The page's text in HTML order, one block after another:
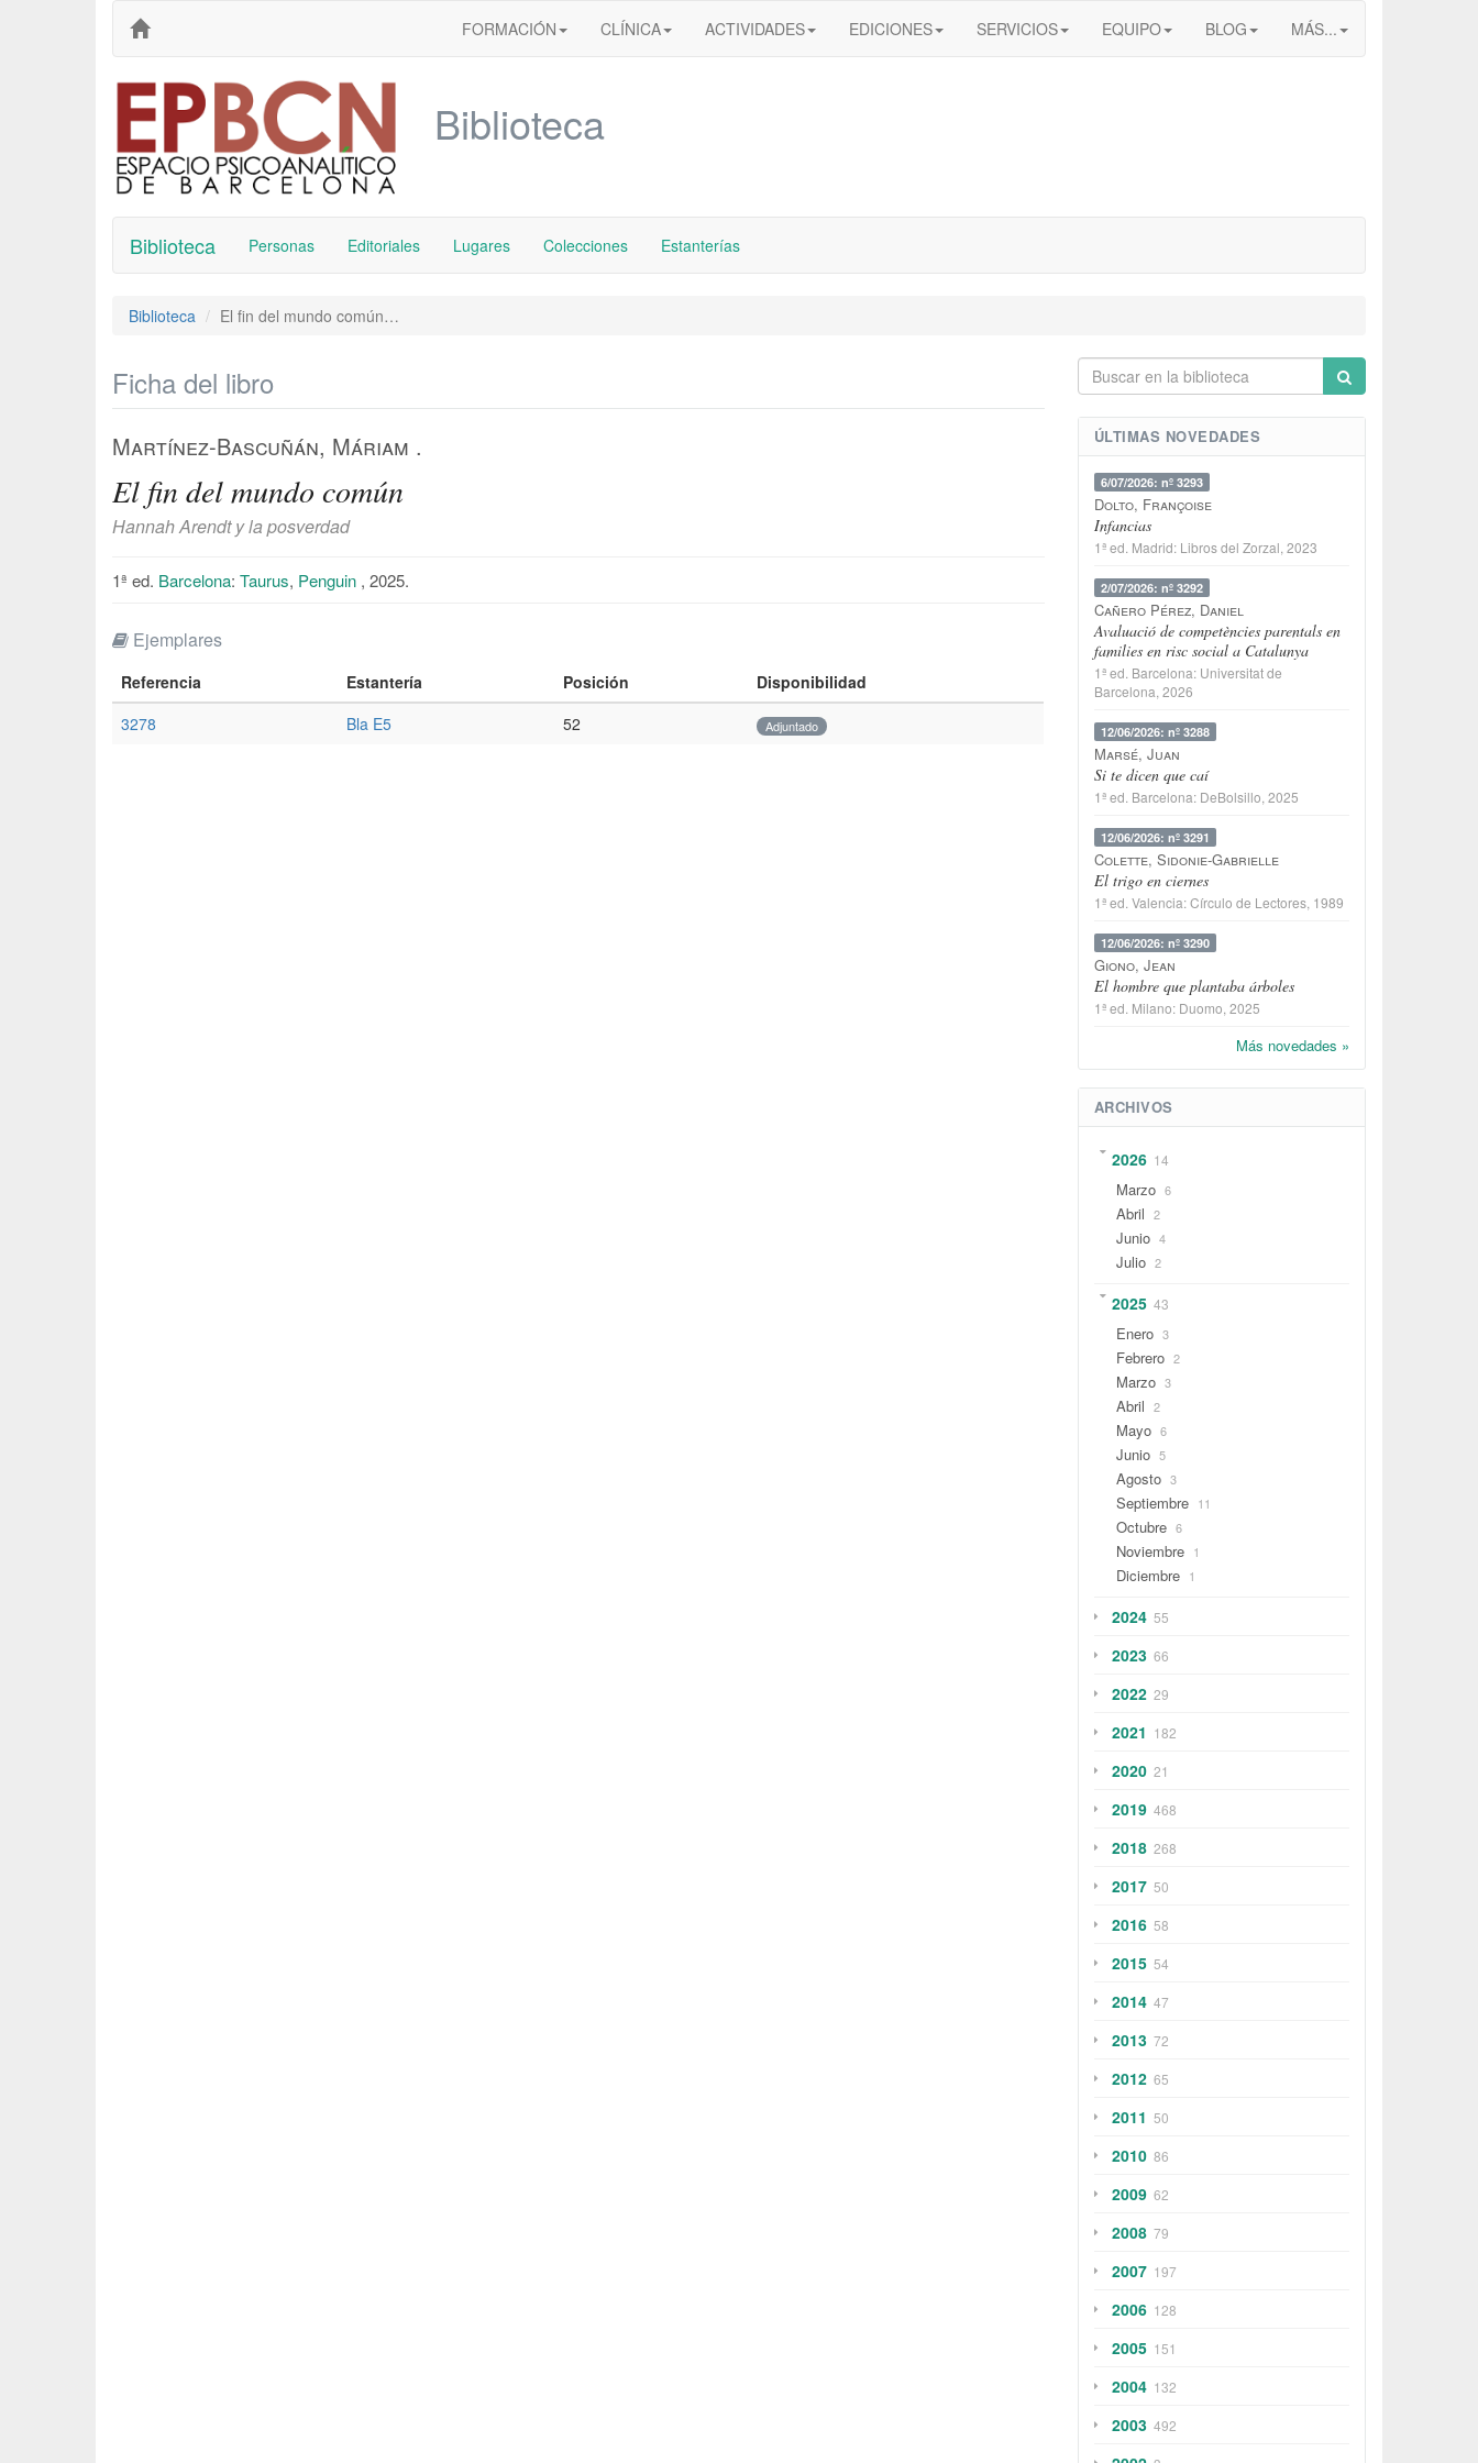
FORMACIÓN CLÍNICA ACTIVIDADES EDICIONES SERVICIOS EQUIPO BLOG MÁS...
Biblioteca
Biblioteca Personas Editoriales Lugares Colecciones Estanterías
Biblioteca El fin del mundo común…
Ficha del libro
Martínez-Bascuñán, Máriam .
El fin del mundo común
Hannah Arendt y la posverdad
1ª ed. Barcelona: Taurus, Penguin , 2025.
Ejemplares
Referencia Estantería Posición
Disponibilidad
3278
Bla E5 52 Adjuntado
ÚLTIMAS NOVEDADES
6/07/2026: nº 3293
Dolto, Françoise
Infancias
1ª ed. Madrid: Libros del Zorzal , 2023
2/07/2026: nº 3292
Cañero Pérez, Daniel
Avaluació de competències parentals en
families en risc social a Catalunya
1ª ed. Barcelona: Universitat de
Barcelona , 2026
12/06/2026: nº 3288
Marsé, Juan
Si te dicen que caí
1ª ed. Barcelona: DeBolsillo , 2025
12/06/2026: nº 3291
Colette, Sidonie-Gabrielle
El trigo en ciernes
1ª ed. Valencia:Círculo de Lectores, 1989
12/06/2026: nº 3290
Giono, Jean
El hombre que plantaba árboles
1ª ed. Milano: Duomo , 2025
Más novedades »
ARCHIVOS
2026 14
Marzo 6
Abril 2
Junio 4
Julio 2
2025 43
Enero 3
Febrero 2
Marzo 3
Abril 2
Mayo 6
Junio 5
Agosto 3
Septiembre 11
Octubre 6
Noviembre 1
Diciembre 1
2024 55
2023 66
2022 29
2021 182
2020 21
2019 468
2018 268
2017 50
2016 58
2015 54
2014 47
2013 72
2012 65
2011 50
2010 86
2009 62
2008 79
2007 197
2006 128
2005 151
2004 132
2003 492